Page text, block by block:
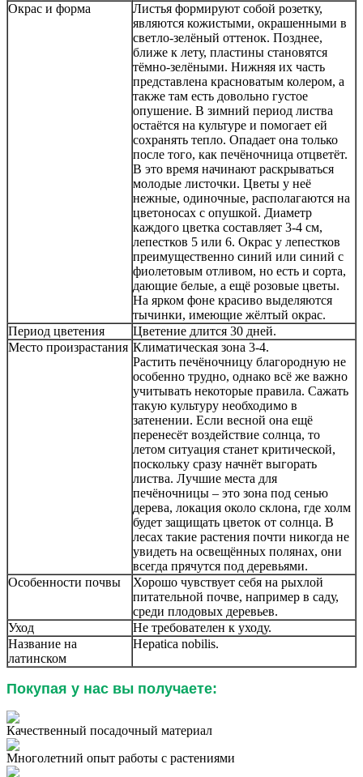
Окрас и форма
Листья формируют собой розетку,
являются кожистыми, окрашенными в
светло-зелёный оттенок. Позднее,
ближе к лету, пластины становятся
тёмно-зелёными. Нижняя их часть
представлена красноватым колером, а
также там есть довольно густое
опушение. В зимний период листва
остаётся на культуре и помогает ей
сохранять тепло. Опадает она только
после того, как печёночница отцветёт.
В это время начинают раскрываться
молодые листочки. Цветы у неё
нежные, одиночные, располагаются на
цветоносах с опушкой. Диаметр
каждого цветка составляет 3-4 см,
лепестков 5 или 6. Окрас у лепестков
преимущественно синий или синий с
фиолетовым отливом, но есть и сорта,
дающие белые, а ещё розовые цветы.
На ярком фоне красиво выделяются
тычинки, имеющие жёлтый окрас.
Период цветения
Цветение длится 30 дней.
Место произрастания Климатическая зона 3-4.
Растить печёночницу благородную не
особенно трудно, однако всё же важно
учитывать некоторые правила. Сажать
такую культуру необходимо в
затенении. Если весной она ещё
перенесёт воздействие солнца, то
летом ситуация станет критической,
поскольку сразу начнёт выгорать
листва. Лучшие места для
печёночницы – это зона под сенью
дерева, локация около склона, где холм
будет защищать цветок от солнца. В
лесах такие растения почти никогда не
увидеть на освещённых полянах, они
всегда прячутся под деревьями.
Особенности почвы
Хорошо чувствует себя на рыхлой
питательной почве, например в саду,
среди плодовых деревьев.
Уход
Не требователен к уходу.
Название на
латинском
Hepatica nobilis.
Покупая у нас вы получаете:
Качественный посадочный материал
Многолетний опыт работы с растениями